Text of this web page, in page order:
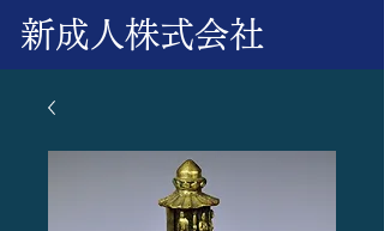
新成人株式会社